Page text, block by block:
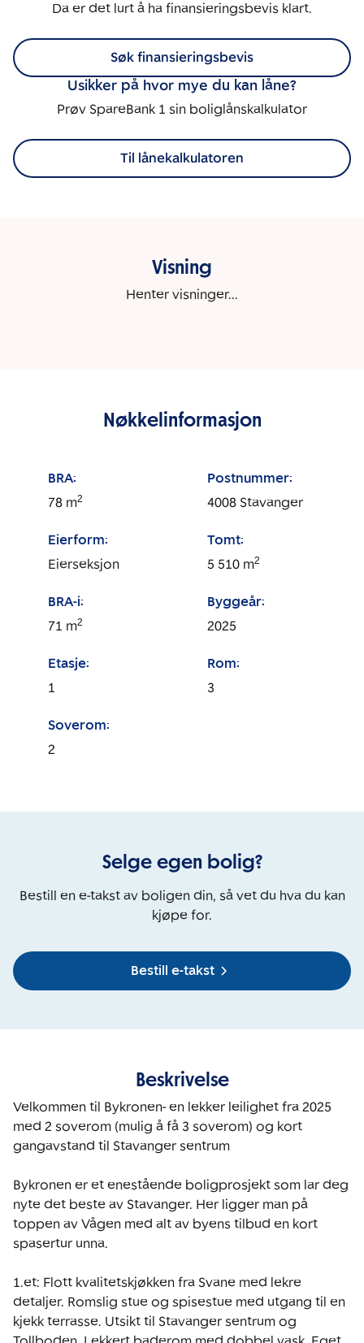
Da er det lurt å ha finansieringsbevis klart.
Søk finansieringsbevis
Usikker på hvor mye du kan låne?
Prøv SpareBank 1 sin boliglånskalkulator
Til lånekalkulatoren
Visning
Henter visninger...
Nøkkelinformasjon
BRA:
78 m2
Postnummer:
4008 Stavanger
Eierform:
Eierseksjon
Tomt:
5 510 m2
BRA-i:
71 m2
Byggeår:
2025
Etasje:
1
Rom:
3
Soverom:
2
Selge egen bolig?
Bestill en e-takst av boligen din, så vet du hva du kan
kjøpe for.
Bestill e-takst
Beskrivelse
Velkommen til Bykronen- en lekker leilighet fra 2025
med 2 soverom (mulig å få 3 soverom) og kort
gangavstand til Stavanger sentrum
Bykronen er et enestående boligprosjekt som lar deg
nyte det beste av Stavanger. Her ligger man på
toppen av Vågen med alt av byens tilbud en kort
spasertur unna.
1.et: Flott kvalitetskjøkken fra Svane med lekre
detaljer. Romslig stue og spisestue med utgang til en
kjekk terrasse. Utsikt til Stavanger sentrum og